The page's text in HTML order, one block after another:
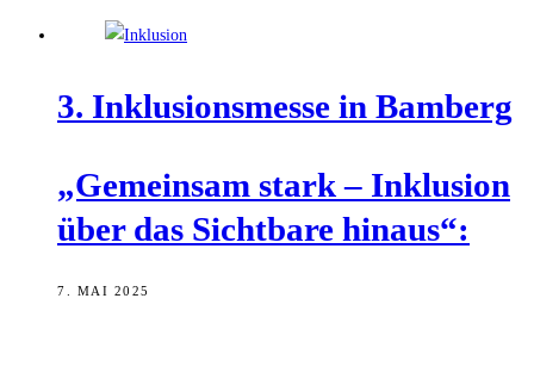
3. Inklu­si­ons­mes­se in Bamberg
„Gemein­sam stark – Inklu­si­on
über das Sicht­ba­re hinaus“:
7. MAI 2025